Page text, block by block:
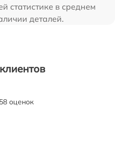
статистике в среднем
деталей.
оценок